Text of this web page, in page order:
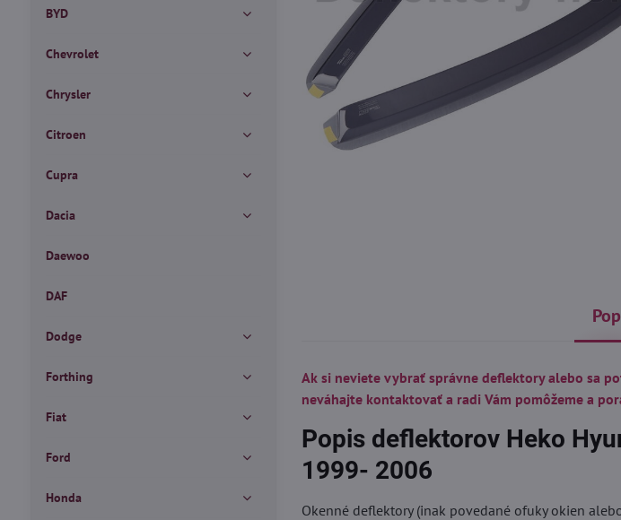
Ak si neviete vybrať správne deflektory alebo sa
neváhajte kontaktovať a radi Vám pomôžeme a
Popis deflektorov Heko
1999- 2006
Okenné deflektory (inak povedané ofuky okien
BYD
Chevrolet
Chrysler
Citroen
Cupra
Dacia
Daewoo
DAF
Dodge
Forthing
Fiat
Ford
Honda